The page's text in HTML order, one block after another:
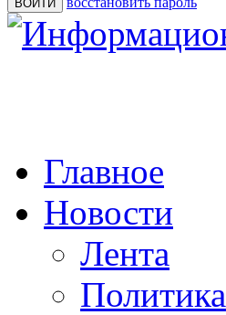
Главное
Новости
Лента
Политика